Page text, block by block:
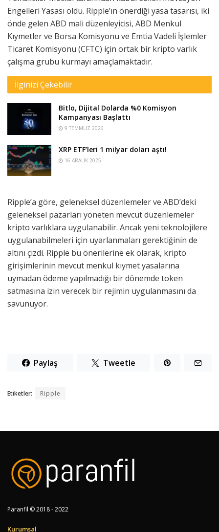
Engelleri Yasası oldu. Ripple’ın önerdiği yasa tasarısı, iki
önde gelen ABD mali düzenleyicisi, ABD Menkul
Kıymetler ve Borsa Komisyonu ve Emtia Vadeli İşlemler
Ticaret Komisyonu (CFTC) için ortak bir kripto varlık
çalışma grubu kurmayı amaçlamaktadır.
İlginizi Çekebilir
Bitlo, Dijital Dolarda %0 Komisyon
Kampanyası Başlattı
9 TEMMUZ 2026
XRP ETF’leri 1 milyar doları aştı!
16 ARALIK 2025
Ripple’a göre, geleneksel düzenlemeler ve ABD’deki
geleneksel pazarları yöneten mevcut düzenlemeler
kripto varlıklara uygulanabilir. Ancak yeni teknolojilere
uygulanabilmeleri için uyarlanmaları gerektiğinin de
altını çizdi. Ripple bu önerilerine ek olarak, kripto
girişimlerinin mevcut menkul kıymet yasalarına
uymadan ödeme yapılmadığı bir dönemde token
satmasına izin verecek bir rejimin uygulanmasını da
savunuyor.
Paylaş Tweetle
Etiketler: Ripple
Paranfil © 2018 - 2022
Kurumsal